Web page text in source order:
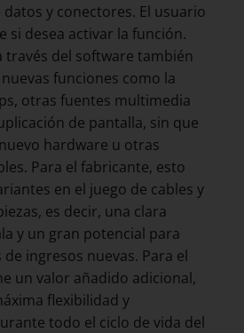
y conectores. El usuario
si desea activar la función.
través del software también
funciones como la
otras fuentes multimedia
de pantalla, sin que
hardware u otras
Para el fabricante, esto
en el juego de cables y
es decir, una clara
y un gran potencial para
ingresos nuevas. Para el
un valor añadido adicional,
flexibilidad y
todo el ciclo de vida del